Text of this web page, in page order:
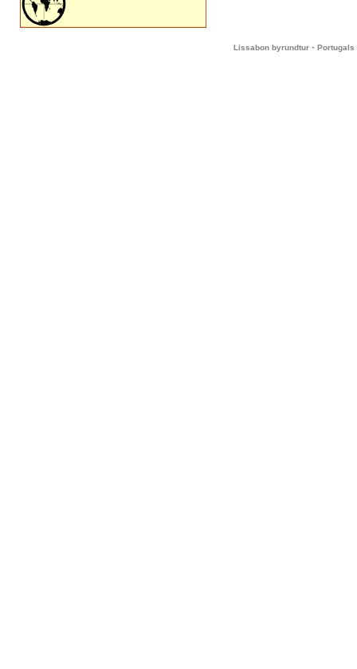
Lissabon byrundtur - Portugals